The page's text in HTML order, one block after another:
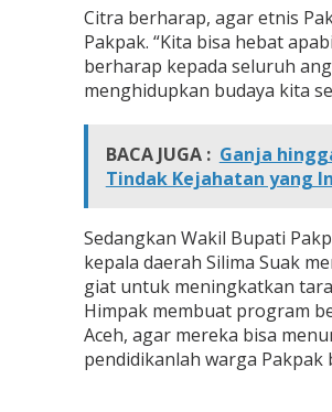
Citra berharap, agar etnis
Pakpak. “Kita bisa hebat
berharap kepada seluruh
menghidupkan budaya kita
BACA JUGA : Ganja
Tindak Kejahatan yang
Sedangkan Wakil Bupati
kepala daerah Silima Suak
giat untuk meningkatkan
Himpak membuat program
Aceh, agar mereka bisa
pendidikanlah warga